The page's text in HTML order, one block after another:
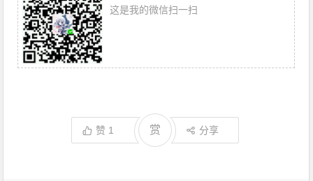
这是我的微信扫一扫
赞 1 赏 分享